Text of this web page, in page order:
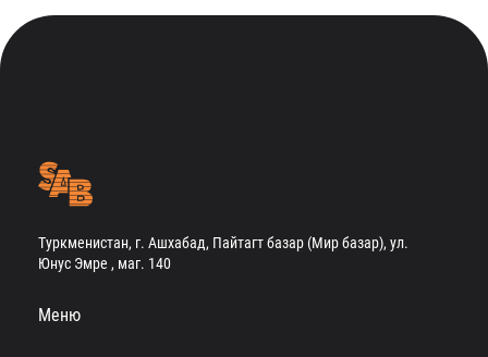
Туркменистан, г. Ашхабад, Пайтагт базар (Мир базар), ул.
Юнус Эмре , маг. 140
Меню